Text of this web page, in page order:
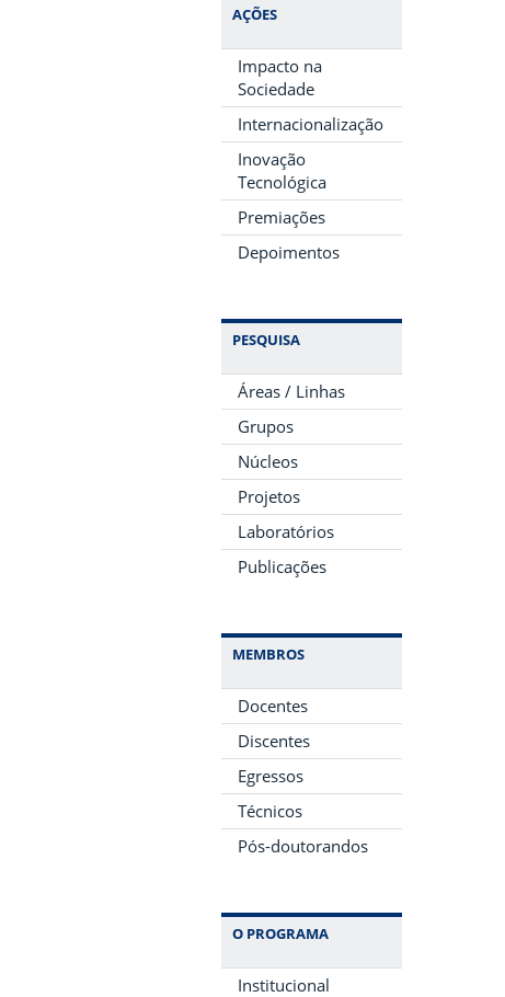
AÇÕES
Impacto na
Sociedade
Internacionalização
Inovação
Tecnológica
Premiações
Depoimentos
PESQUISA
Áreas / Linhas
Grupos
Núcleos
Projetos
Laboratórios
Publicações
MEMBROS
Docentes
Discentes
Egressos
Técnicos
Pós-doutorandos
O PROGRAMA
Institucional